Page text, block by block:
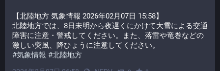
【北陸地方 気象情報 2026年02月07日 15:58】
北陸地方では、8日未明から夜遅くにかけて大雪による交通
障害に注意・警戒してください。また、落雷や竜巻などの
激しい突風、降ひょうに注意してください。
#気象情報 #北陸地方